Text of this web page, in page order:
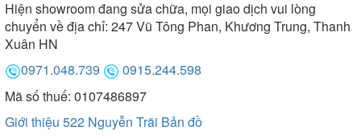
Hiện showroom đang sửa chữa, mọi giao dịch vui lòng
chuyển về địa chỉ: 247 Vũ Tông Phan, Khương Trung, Thanh
Xuân HN
0971.048.739
0915.244.598
Mã số thuế: 0107486897
Giới thiệu 522 Nguyễn Trãi Bản đồ